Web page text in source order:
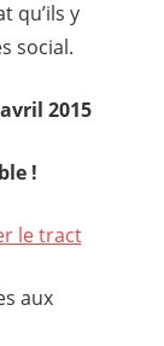
qu’ils y
social.
2015
!
le tract
aux